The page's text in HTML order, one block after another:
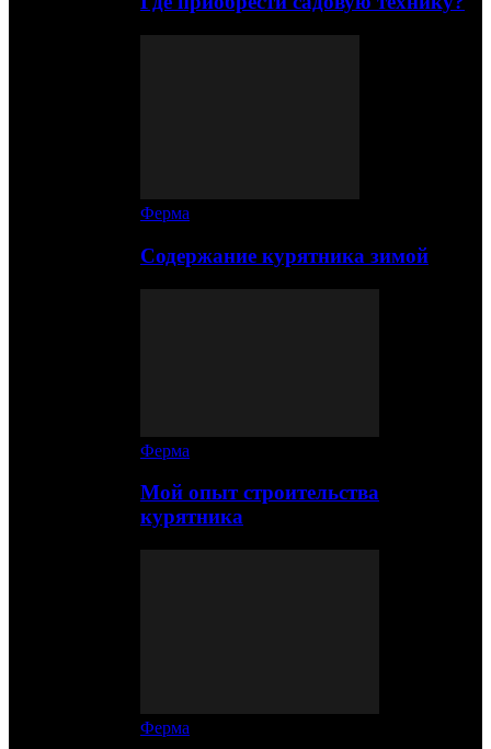
Ферма
Содержание курятника зимой
Ферма
Мой опыт строительства
курятника
Ферма